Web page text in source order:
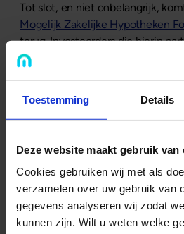
Toestemming Details
Deze website maakt gebruik van
Cookies gebruiken wij met als
verzamelen over uw gebruik van
gegevens analyseren wij zodat
kunnen zijn. Wilt u weten welke
Tot slot, en niet onbelangrijk,
Mogelijk Zakelijke Hypotheken
terug. Investeerders die hierin
uiteraard overzicht van hun
nieuwe portaal kunnen verlopen.
Monitoren bij de uitrol
Met drie dagen te gaan is het
begonnen. “Best spannend”,